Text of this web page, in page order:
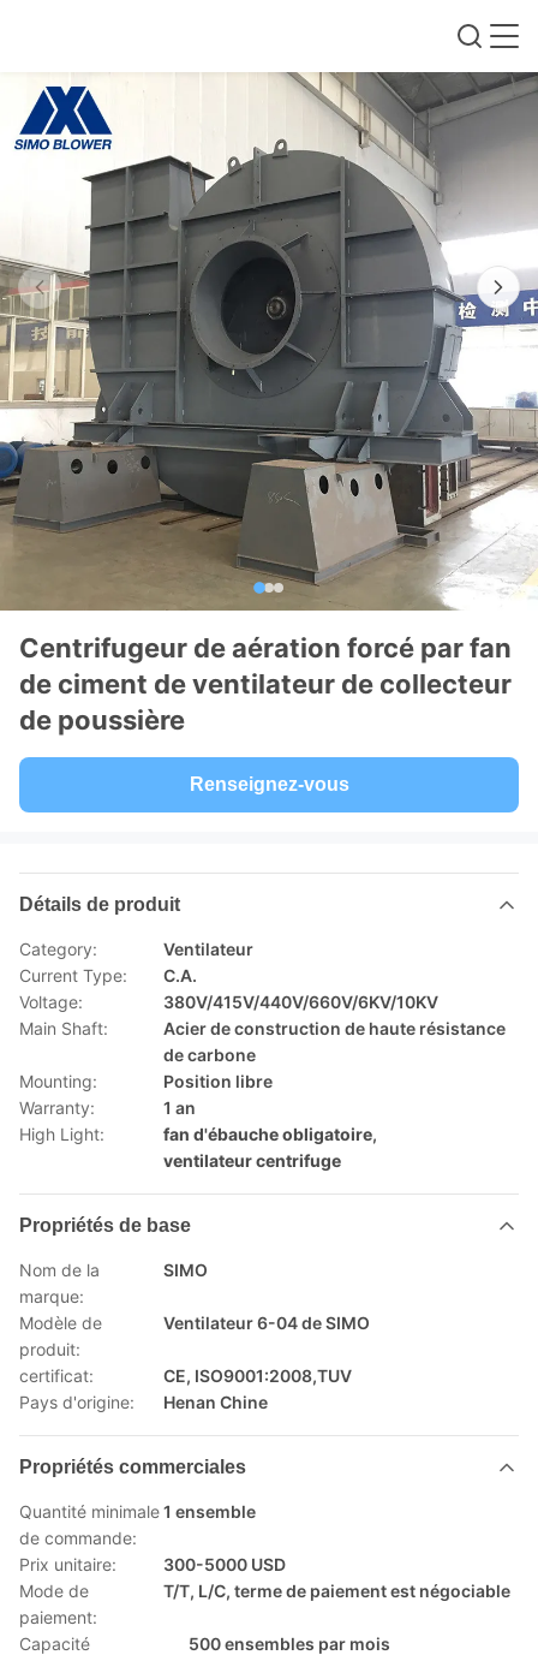
Centrifugeur de aération forcé par fan
de ciment de ventilateur de collecteur
de poussière
Renseignez-vous
Détails de produit
Category:
Ventilateur
Current Type:
C.A.
Voltage:
380V/415V/440V/660V/6KV/10KV
Main Shaft:
Acier de construction de haute résistance
de carbone
Mounting:
Position libre
Warranty:
1 an
High Light:
fan d'ébauche obligatoire,
ventilateur centrifuge
Propriétés de base
Nom de la
marque:
SIMO
Modèle de
produit:
Ventilateur 6-04 de SIMO
certificat:
CE, ISO9001:2008,TUV
Pays d'origine:
Henan Chine
Propriétés commerciales
Quantité minimale
de commande:
1 ensemble
Prix unitaire:
300-5000 USD
Mode de
paiement:
T/T, L/C, terme de paiement est négociable
Capacité
500 ensembles par mois